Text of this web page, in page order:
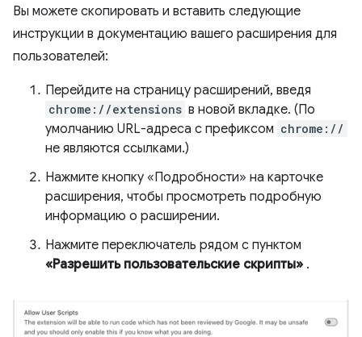
Вы можете скопировать и вставить следующие
инструкции в документацию вашего расширения для
пользователей:
Перейдите на страницу расширений, введя
chrome://extensions в новой вкладке. (По
умолчанию URL-адреса с префиксом chrome://
не являются ссылками.)
Нажмите кнопку «Подробности» на карточке
расширения, чтобы просмотреть подробную
информацию о расширении.
Нажмите переключатель рядом с пунктом
«Разрешить пользовательские скрипты» .